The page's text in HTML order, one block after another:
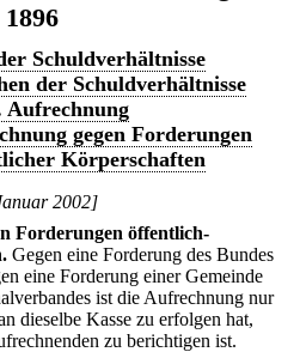
1896
Schuldverhältnisse
der Schuldverhältnisse
Aufrechnung
gegen Forderungen
Körperschaften
2002]
Forderungen öffentlich-
Gegen eine Forderung des Bundes
eine Forderung einer Gemeinde
ist die Aufrechnung nur
dieselbe Kasse zu erfolgen hat,
zu berichtigen ist.